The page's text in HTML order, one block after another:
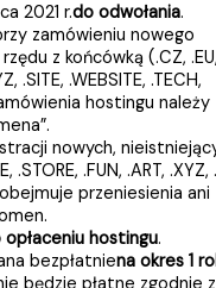
2021 r.do odwołania.
zamówieniu nowego
z końcówką (.CZ,
.SITE, .WEBSITE, .TECH,
hostingu należy
nowych,
.FUN, .ART, .XYZ,
obejmuje przeniesienia ani
opłaceniu hostingu.
bezpłatniena okres 1